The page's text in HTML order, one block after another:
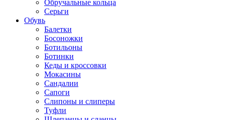
Обручальные кольца
Серьги
Обувь
Балетки
Босоножки
Ботильоны
Ботинки
Кеды и кроссовки
Мокасины
Сандалии
Сапоги
Слипоны и слиперы
Туфли